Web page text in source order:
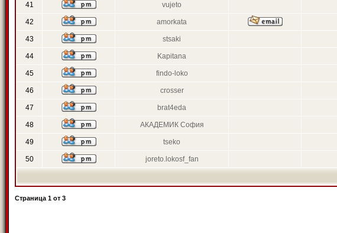
41 vujeto
42 amorkata
43 stsaki
44 Kapitana
45 findo-loko
46 crosser
47 brat4eda
48 АКАДЕМИК София
49 tseko
50 joreto.lokosf_fan
Страница 1 от 3